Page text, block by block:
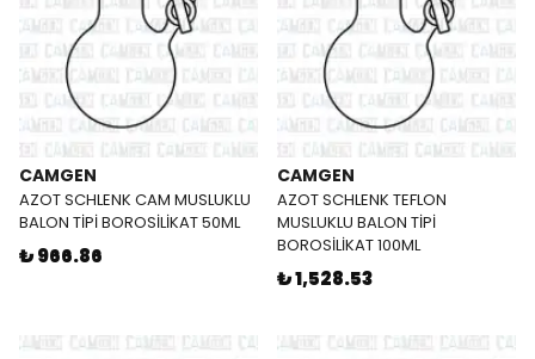
CAMGEN
AZOT SCHLENK CAM MUSLUKLU
BALON TİPİ BOROSİLİKAT 50ML
₺ 966.86
CAMGEN
AZOT SCHLENK TEFLON
MUSLUKLU BALON TİPİ
BOROSİLİKAT 100ML
₺ 1,528.53